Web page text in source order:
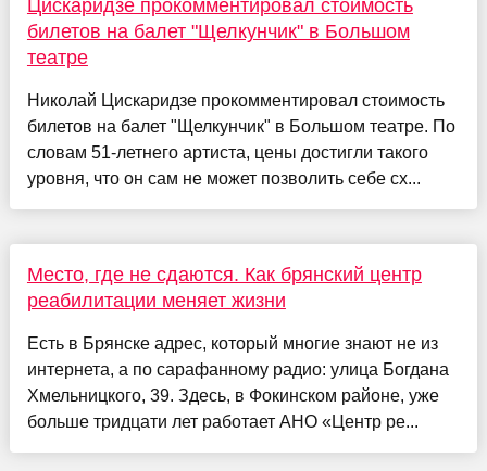
Цискаридзе прокомментировал стоимость
билетов на балет "Щелкунчик" в Большом
театре
Николай Цискаридзе прокомментировал стоимость
билетов на балет "Щелкунчик" в Большом театре. По
словам 51-летнего артиста, цены достигли такого
уровня, что он сам не может позволить себе сх...
Место, где не сдаются. Как брянский центр
реабилитации меняет жизни
Есть в Брянске адрес, который многие знают не из
интернета, а по сарафанному радио: улица Богдана
Хмельницкого, 39. Здесь, в Фокинском районе, уже
больше тридцати лет работает АНО «Центр ре...